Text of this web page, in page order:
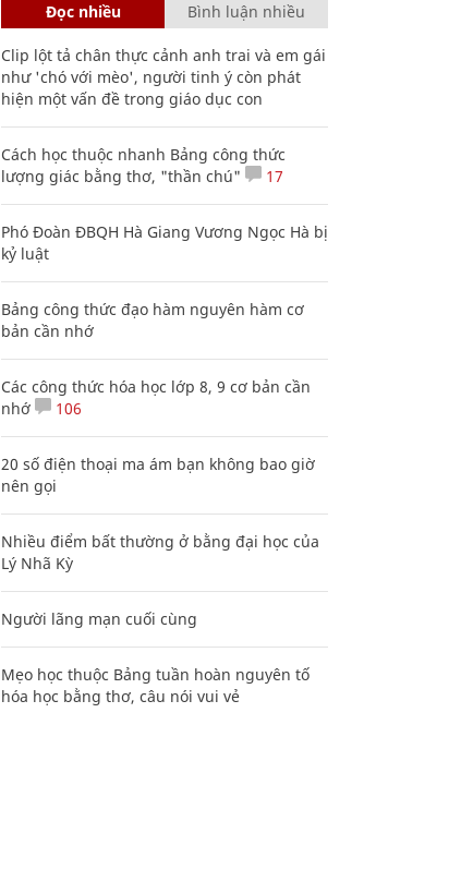
Đọc nhiều Bình luận nhiều
Clip lột tả chân thực cảnh anh trai và em gái
như 'chó với mèo', người tinh ý còn phát
hiện một vấn đề trong giáo dục con
Cách học thuộc nhanh Bảng công thức
lượng giác bằng thơ, "thần chú"
17
Phó Đoàn ĐBQH Hà Giang Vương Ngọc Hà bị
kỷ luật
Bảng công thức đạo hàm nguyên hàm cơ
bản cần nhớ
Các công thức hóa học lớp 8, 9 cơ bản cần
nhớ
106
20 số điện thoại ma ám bạn không bao giờ
nên gọi
Nhiều điểm bất thường ở bằng đại học của
Lý Nhã Kỳ
Người lãng mạn cuối cùng
Mẹo học thuộc Bảng tuần hoàn nguyên tố
hóa học bằng thơ, câu nói vui vẻ